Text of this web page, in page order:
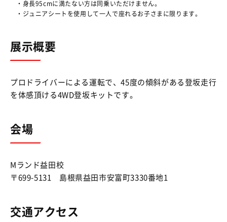
・身長95cmに満たない方は同乗いただけません。
・ジュニアシートを使用して一人で座れるお子さまに限ります。
展示概要
プロドライバーによる運転で、45度の傾斜がある登坂走行
を体感頂ける4WD登坂キットです。
会場
Mランド益田校
〒699-5131 島根県益田市安富町3330番地1
交通アクセス